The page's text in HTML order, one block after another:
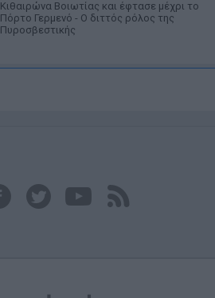
Κιθαιρώνα Βοιωτίας και έφτασε μέχρι το
Πόρτο Γερμενό - Ο διττός ρόλος της
Πυροσβεστικής